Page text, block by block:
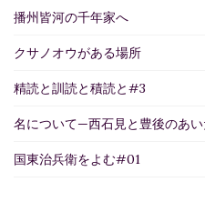
播州皆河の千年家へ
クサノオウがある場所
精読と訓読と積読と#3
名について—西石見と豊後のあい
国東治兵衛をよむ#01